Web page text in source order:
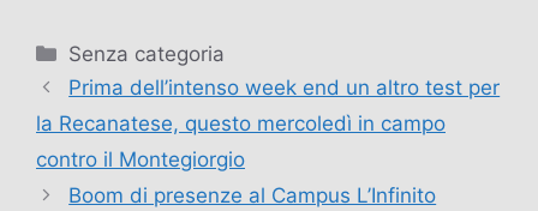
Categorie
Senza categoria
Prima dell’intenso week end un altro test per
la Recanatese, questo mercoledì in campo
contro il Montegiorgio
Boom di presenze al Campus L’Infinito